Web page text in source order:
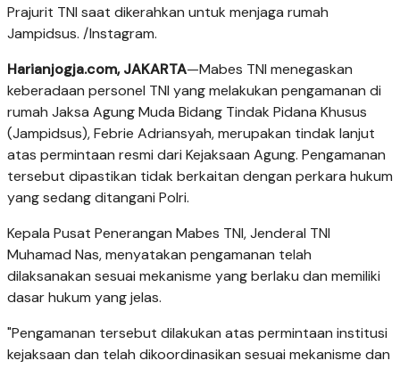
Prajurit TNI saat dikerahkan untuk menjaga rumah
Jampidsus. /Instagram.
Harianjogja.com, JAKARTA—Mabes TNI menegaskan
keberadaan personel TNI yang melakukan pengamanan di
rumah Jaksa Agung Muda Bidang Tindak Pidana Khusus
(Jampidsus), Febrie Adriansyah, merupakan tindak lanjut
atas permintaan resmi dari Kejaksaan Agung. Pengamanan
tersebut dipastikan tidak berkaitan dengan perkara hukum
yang sedang ditangani Polri.
Kepala Pusat Penerangan Mabes TNI, Jenderal TNI
Muhamad Nas, menyatakan pengamanan telah
dilaksanakan sesuai mekanisme yang berlaku dan memiliki
dasar hukum yang jelas.
"Pengamanan tersebut dilakukan atas permintaan institusi
kejaksaan dan telah dikoordinasikan sesuai mekanisme dan